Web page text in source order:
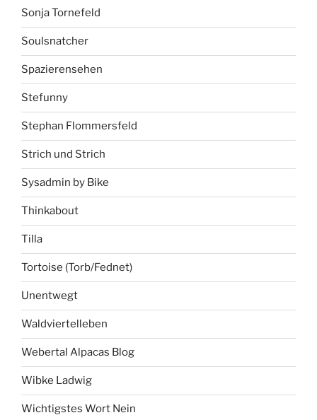
Sonja Tornefeld
Soulsnatcher
Spazierensehen
Stefunny
Stephan Flommersfeld
Strich und Strich
Sysadmin by Bike
Thinkabout
Tilla
Tortoise (Torb/Fednet)
Unentwegt
Waldviertelleben
Webertal Alpacas Blog
Wibke Ladwig
Wichtigstes Wort Nein